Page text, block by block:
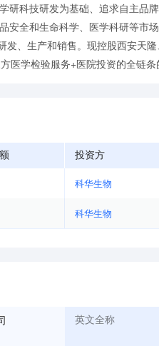
研科技研发为基础、追求自主品
全和生命科学、医学科研等市
、生产和销售。现控股西安天
学检验服务+医院投资的全链条
投资方
科华生物
科华生物
英文全称